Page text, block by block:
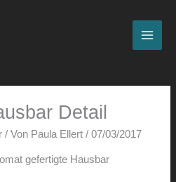
Detail
/ Von Paula Ellert/07/03/2017